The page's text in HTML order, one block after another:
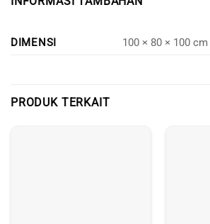
DIMENSI 100 × 80 × 100 cm
PRODUK TERKAIT